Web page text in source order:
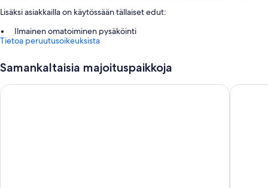
Lisäksi asiakkailla on käytössään tällaiset edut:
Ilmainen omatoiminen pysäköinti
Ilmaiset kuljetukset rautatieasemalta majoituspaikkaan ja
Tietoa peruutusoikeuksista
Samankaltaisia majoituspaikkoja
Toyoko Inn Fuji Kawaguchiko Ohashi The